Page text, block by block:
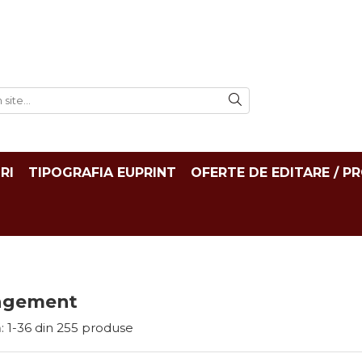
TIPOGRAFIA EUPRINT OFERTE DE EDITARE /
1-36 din 255 produse